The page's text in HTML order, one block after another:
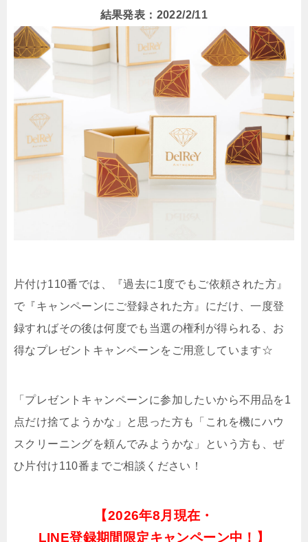
結果発表：2022/2/11
片付け110番では、『過去に1度でもご依頼された方』
で『キャンペーンにご登録された方』にだけ、一度登
録すればその後は何度でも当選の権利が得られる、お
得なプレゼントキャンペーンをご用意しています☆
「プレゼントキャンペーンに参加したいから不用品を1
点だけ捨てようかな」と思った方も「これを機にハウ
スクリーニングを頼んでみようかな」という方も、ぜ
ひ片付け110番までご相談ください！
【2026年8月現在・
LINE登録期間限定キャンペーン中！】